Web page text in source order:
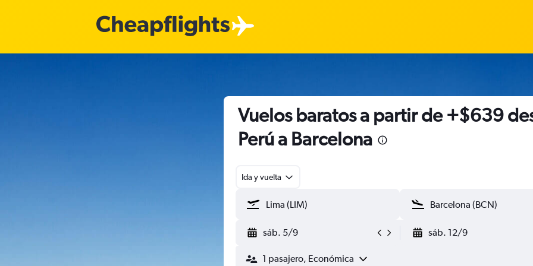
Vuelos baratos a partir de +$639
Perú a Barcelona
Ida y vuelta
sáb. 5/9 sáb. 12/9
1 pasajero, Económica